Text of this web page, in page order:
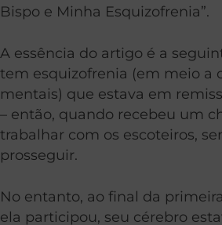
Bispo e Minha Esquizofrenia”.
A essência do artigo é a
tem esquizofrenia (em meio a
mentais) que estava em
– então, quando recebeu um
trabalhar com os escoteiros,
prosseguir.
No entanto, ao final da
ela participou, seu cérebro